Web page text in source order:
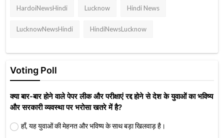
HardoiNewsHindi Lucknow Hindi News
LucknowNewsHindi HindiNewsLucknow
Voting Poll
क्या बार-बार होने वाले पेपर लीक और परीक्षाएं रद्द होने से देश के युवाओं का भविष्य
और सरकारी व्यवस्था पर भरोसा खतरे में है?
हाँ, यह युवाओं की मेहनत और भविष्य के साथ बड़ा खिलवाड़ है।